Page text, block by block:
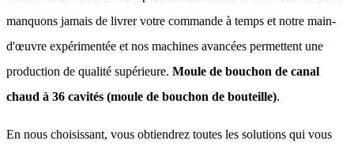
manquons jamais de livrer votre commande à temps et notre main-
d'œuvre expérimentée et nos machines avancées permettent une
production de qualité supérieure. Moule de bouchon de canal
chaud à 36 cavités (moule de bouchon de bouteille).
En nous choisissant, vous obtiendrez toutes les solutions qui vous